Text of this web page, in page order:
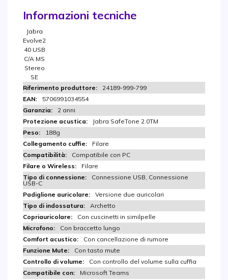
Informazioni tecniche
Jabra
Evolve2
40 USB
C/A MS
Stereo
SE
24189-999-799
5706991034554
2 anni
Jabra SafeTone 2.0TM
188g
Filare
Compatibile con PC
Filare
Connessione USB, Connessione
USB-C
Versione due auricolari
Archetto
Con cuscinetti in similpelle
Con braccetto lungo
Con cancellazione di rumore
Con tasto mute
Con controllo del volume sulla cuffia
Microsoft Teams